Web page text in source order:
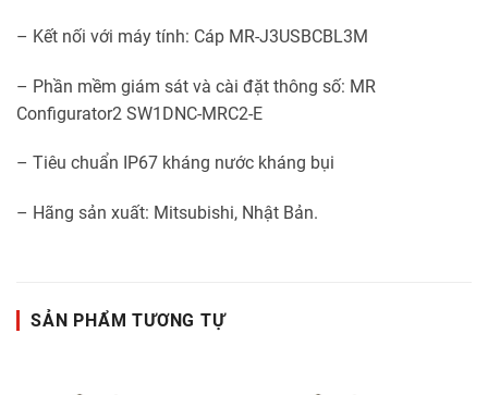
– Kết nối với máy tính: Cáp MR-J3USBCBL3M
– Phần mềm giám sát và cài đặt thông số: MR
Configurator2 SW1DNC-MRC2-E
– Tiêu chuẩn IP67 kháng nước kháng bụi
– Hãng sản xuất: Mitsubishi, Nhật Bản.
SẢN PHẨM TƯƠNG TỰ